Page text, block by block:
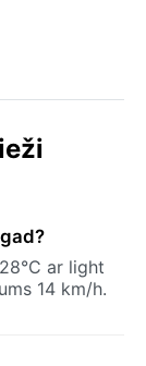
ar light
14 km/h.